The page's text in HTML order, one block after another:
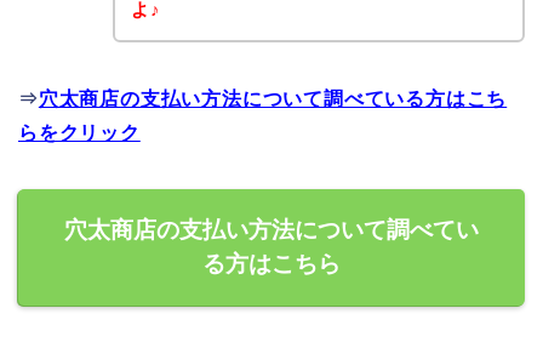
よ♪
⇒穴太商店の支払い方法について調べている方はこち
らをクリック
穴太商店の支払い方法について調べてい
る方はこちら